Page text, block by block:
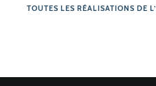
TOUTES LES RÉALISATIONS DE